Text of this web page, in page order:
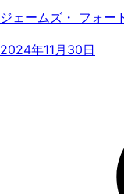
ジェームズ・ フォー
2024年11月30日